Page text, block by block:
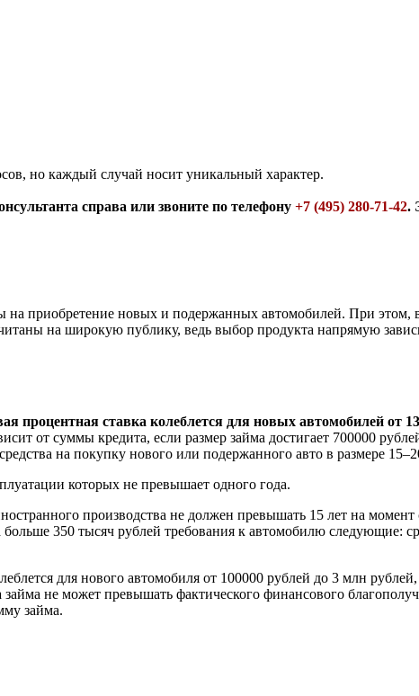
но каждый случай носит уникальный характер.
справа или звоните по телефону +7 (495) 280-71-42.
на приобретение новых и подержанных автомобилей. При
на широкую публику, ведь выбор продукта напрямую
процентная ставка колеблется для новых автомобилей от
от суммы кредита, если размер займа достигает 700000
на покупку нового или подержанного авто в размере
которых не превышает одного года.
производства не должен превышать 15 лет на
350 тысяч рублей требования к автомобилю следующие:
для нового автомобиля от 100000 рублей до 3 млн
не может превышать фактического финансового
займа.